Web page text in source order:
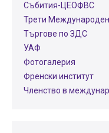
Събития-ЦЕОФВС
Трети
Търгове по ЗДС
УАФ
Фотогалерия
Френски институт
Членство в